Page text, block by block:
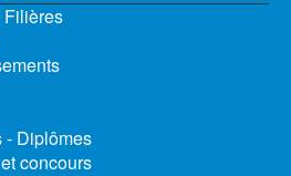
Diplômes
concours